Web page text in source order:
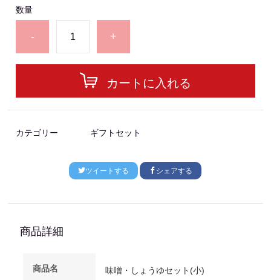
数量
- +
カートに入れる
カテゴリー ギフトセット
ツイートする シェアする
商品詳細
商品名 味噌・しょうゆセット(小)